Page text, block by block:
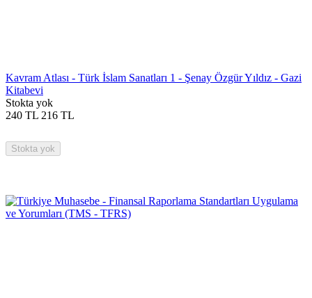
Kavram Atlası - Türk İslam Sanatları 1 - Şenay Özgür Yıldız - Gazi
Kitabevi
Stokta yok
240 TL 216 TL
Stokta yok